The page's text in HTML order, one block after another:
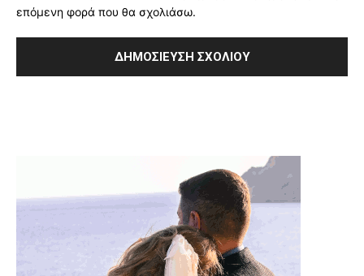
επόμενη φορά που θα σχολιάσω.